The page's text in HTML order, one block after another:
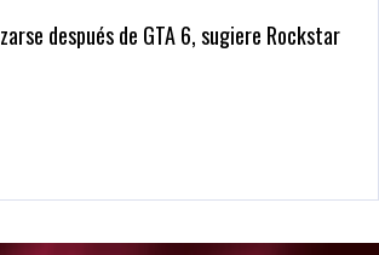
después de GTA 6, sugiere Rockstar
primeros detalles de Resident Evil 9